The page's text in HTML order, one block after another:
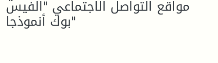
مواقع التواصل الاجتماعي "الفيس
بوك أنموذجا"